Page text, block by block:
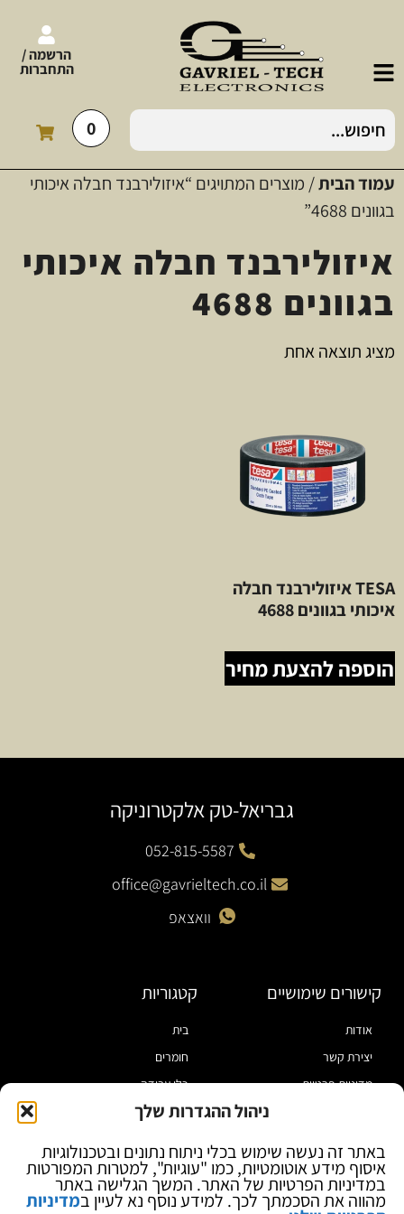
ניהול ההגדרות שלך
באתר זה נעשה שימוש בכלי ניתוח נתונים ובטכנולוגיות
איסוף מידע אוטומטיות, כמו "עוגיות", למטרות המפורטות
במדיניות הפרטיות של האתר. המשך הגלישה באתר
מהווה את הסכמתך לכך. למידע נוסף נא לעיין במדיניות
הרשמה /
התחברות
0
עמוד הבית/ מוצרים המתויגים “איזולירבנד חבלה איכותי
בגוונים 4688”
איזולירבנד חבלה איכותי
בגוונים 4688
מציג תוצאה אחת
TESA איזולירבנד חבלה
איכותי בגוונים 4688
הוספה להצעת מחיר
גבריאל-טק אלקטרוניקה
052-815-5587
office@gavrieltech.co.il
וואצאפ
קישורים שימושיים
אודות
יצירת קשר
מדיניות פרטיות
בלוג
קטגוריות
בית
חומרים
כלי עבודה
מוצרי הלחמה
ספקי כח ומודדים
ציוד אופטי להגדלה